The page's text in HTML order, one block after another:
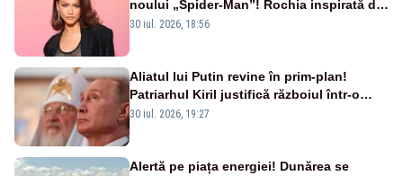
noului „Spider-Man”! Rochia inspirată de
pânza de păianjen a făcut senzație
30 iul. 2026, 18:56
Aliatul lui Putin revine în prim-plan!
Patriarhul Kiril justifică războiul într-o
nouă carte
30 iul. 2026, 19:27
Alertă pe piața energiei! Dunărea se